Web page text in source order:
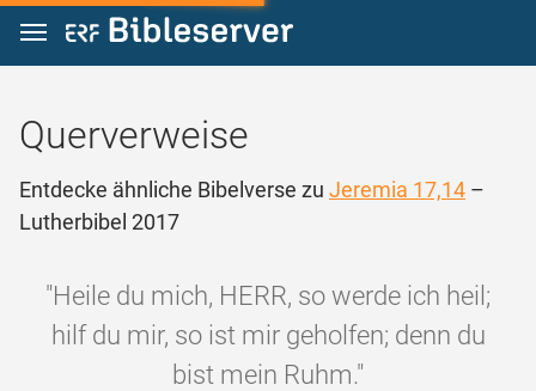
Zum Inhalt springen
Querverweise
Entdecke ähnliche Bibelverse zu Jeremia 17,14 –
Lutherbibel 2017
"Heile du mich, HERR, so werde ich heil;
hilf du mir, so ist mir geholfen; denn du
bist mein Ruhm."